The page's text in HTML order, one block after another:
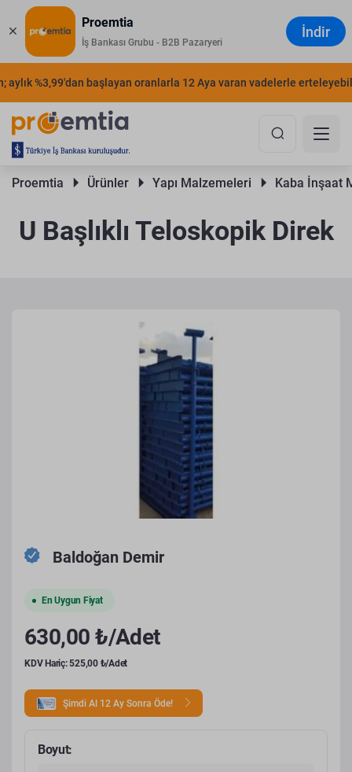
Proemtia
İş Bankası Grubu - B2B Pazaryeri
İndir
%3,99'dan başlayan oranlarla 12 Aya varan vadelerle
Proemtia Ürünler Yapı Malzemeleri Kaba İnşaat
U Başlıklı Teloskopik Direk
Baldoğan Demir
En Uygun Fiyat
630,00 ₺/Adet
KDV Hariç: 525,00 ₺/Adet
Şimdi Al 12 Ay Sonra Öde!
Boyut: